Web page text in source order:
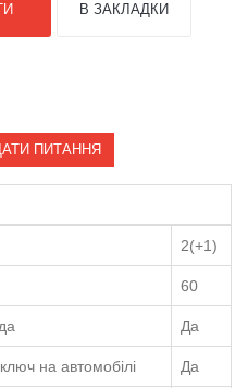
В ЗАКЛАДКИ
ПИТАННЯ
2(+1)
60
Да
на автомобілі Да